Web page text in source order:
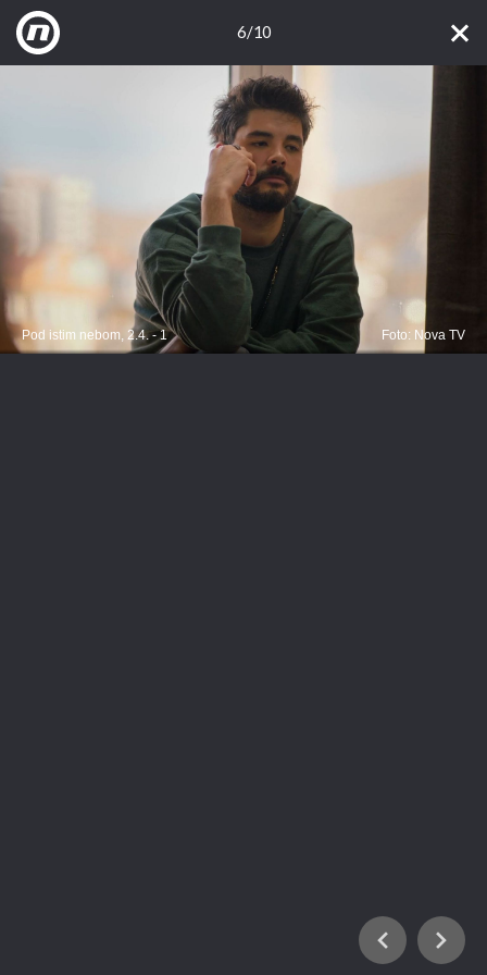
6/10
Pod istim nebom, 2.4. - 1 Foto: Nova TV